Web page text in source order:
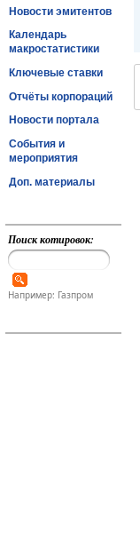
Новости эмитентов
Календарь
макростатистики
Ключевые ставки
Отчёты корпораций
Новости портала
События и
мероприятия
Доп. материалы
Поиск котировок:
Например: Газпром